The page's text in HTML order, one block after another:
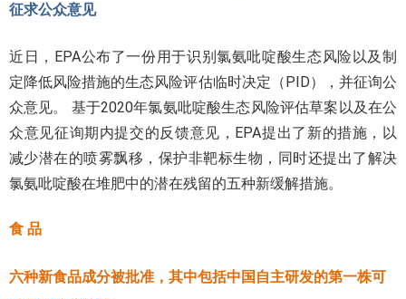
征求公众意见
近日，EPA公布了一份用于识别氯氨吡啶酸生态风险以及制
定降低风险措施的生态风险评估临时决定（PID），并征询公
众意见。 基于2020年氯氨吡啶酸生态风险评估草案以及在公
众意见征询期内提交的反馈意见，EPA提出了新的措施，以
减少潜在的喷雾飘移，保护非靶标生物，同时还提出了解决
氯氨吡啶酸在堆肥中的潜在残留的五种新缓解措施。
食 品
六种新食品成分被批准，其中包括中国自主研发的第一株可